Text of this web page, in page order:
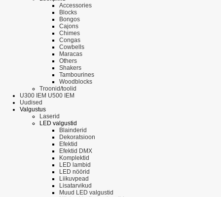
Accessories
Blocks
Bongos
Cajons
Chimes
Congas
Cowbells
Maracas
Others
Shakers
Tambourines
Woodblocks
Troonid/toolid
U300 IEM U500 IEM
Uudised
Valgustus
Laserid
LED valgustid
Blainderid
Dekoratsioon
Efektid
Efektid DMX
Komplektid
LED lambid
LED nöörid
Liikuvpead
Lisatarvikud
Muud LED valgustid